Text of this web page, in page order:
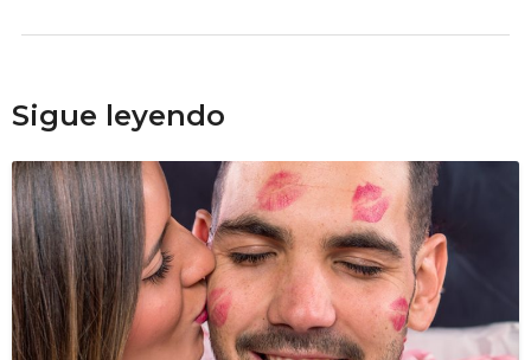
Sigue leyendo